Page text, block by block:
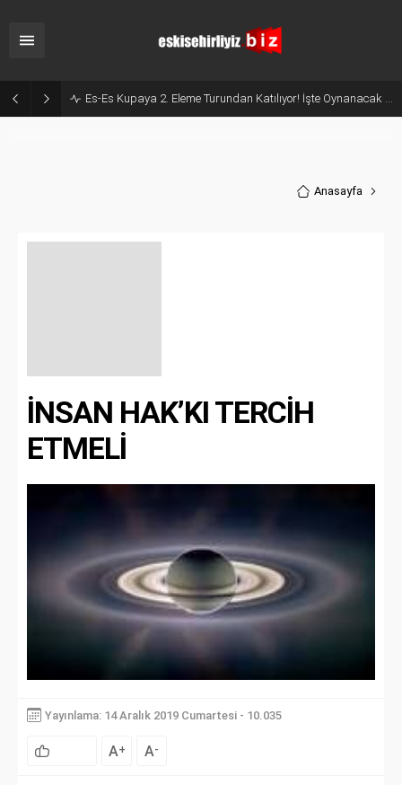
Es-Es Kupaya 2. Eleme Turundan Katılıyor! İşte Oynanacak Tarihler
Anasayfa
İNSAN HAK’KI TERCİH
ETMELİ
Yayınlama: 14 Aralık 2019 Cumartesi - 10.035
A+ A-